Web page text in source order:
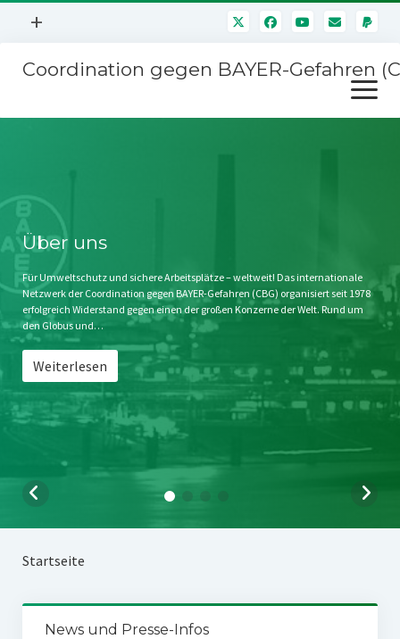
Menü
+
Mitmachen
Kontakt
Impressum
Störfälle
Coordination gegen BAYER-Gefahren
Menü
öffnen
Stichwort BAYER
Jahrestagung
SPENDEN
Über uns
Für Umweltschutz und sichere Arbeitsplätze – weltweit! Das internationale
Netzwerk der Coordination gegen BAYER-Gefahren (CBG) organisiert seit 1978
erfolgreich Widerstand gegen einen der großen Konzerne der Welt. Rund um
den Globus und…
Weiterlesen
Startseite
News und Presse-Infos